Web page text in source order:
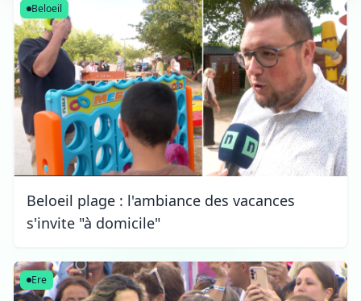
Beloeil
Beloeil plage : l'ambiance des vacances
s'invite "à domicile"
Ere